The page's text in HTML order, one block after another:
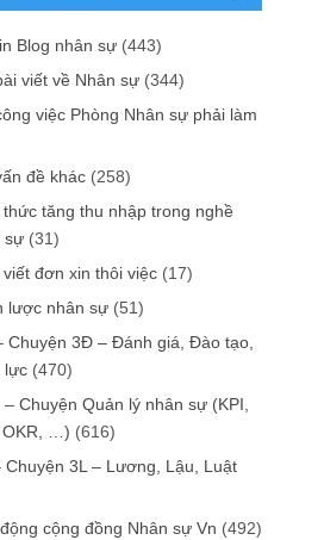
Blog nhân sự (443)
viết về Nhân sự (344)
việc Phòng Nhân sự phải làm
đề khác (258)
thức tăng thu nhập trong nghề
sự (31)
viết đơn xin thôi việc (17)
lược nhân sự (51)
Chuyện 3Đ – Đánh giá, Đào tạo,
lực (470)
– Chuyện Quản lý nhân sự (KPI,
OKR, …) (616)
Chuyện 3L – Lương, Lậu, Luật
cộng đồng Nhân sự Vn (492)